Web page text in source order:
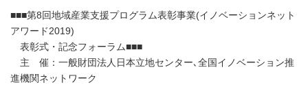
■■■第8回地域産業支援プログラム表彰事業(イノベーションネット
アワード2019)
表彰式・記念フォーラム■■■
主 催：一般財団法人日本立地センター､全国イノベーション推
進機関ネットワーク